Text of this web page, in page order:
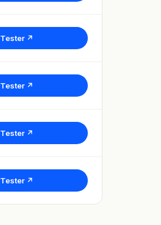
Tester ↗
Tester ↗
Tester ↗
Tester ↗